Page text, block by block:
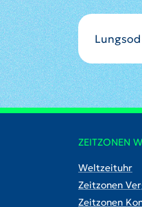
ZEITZONEN
Weltzeituhr
Zeitzonen
Zeitzonen